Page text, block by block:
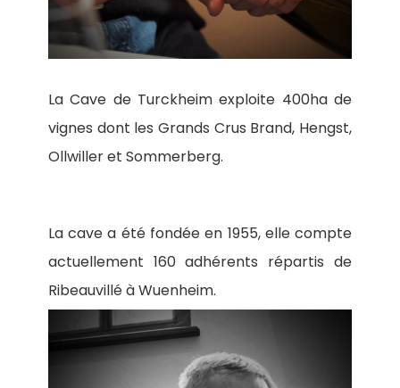
La Cave de Turckheim exploite 400ha de
vignes dont les Grands Crus Brand, Hengst,
Ollwiller et Sommerberg.
La cave a été fondée en 1955, elle compte
actuellement 160 adhérents répartis de
Ribeauvillé à Wuenheim.